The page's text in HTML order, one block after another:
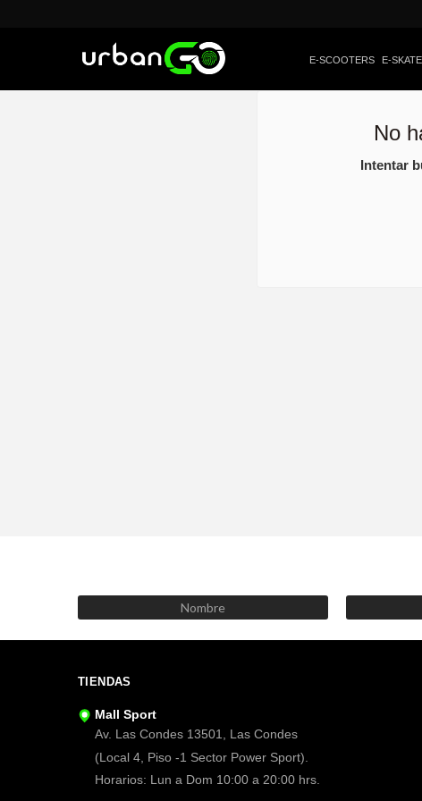
E-SCOOTERS E-
No
Intentar
TIENDAS
Mall Sport
Av. Las Condes 13501, Las Condes
(Local 4, Piso -1 Sector Power Sport).
Horarios: Lun a Dom 10:00 a 20:00 hrs.